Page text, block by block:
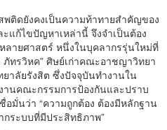
ติดยังคงเป็นความท้าทายสำคัญของ
แก้ไขปัญหาเหล่านี้ จึงจำเป็นต้อง
ลายศาสตร์ หนึ่งในบุคลากรรุ่นใหม่ที่
ทรวิหค” ศิษย์เก่าคณะอาชญาวิทยา
าลัยรังสิต ซึ่งปัจจุบันทำงานใน
นคณะกรรมการป้องกันและปราบ
อมั่นว่า “ความถูกต้อง ต้องมีหลักฐาน
กระบบที่มีประสิทธิภาพ”